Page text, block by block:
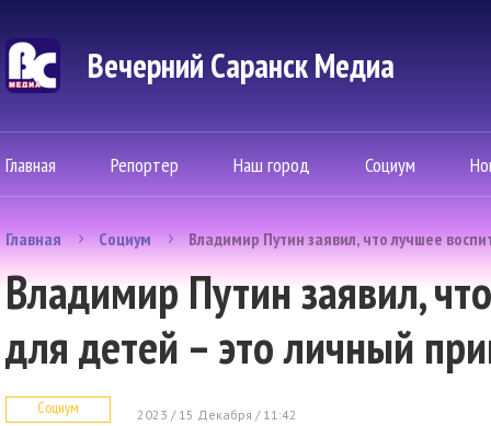
Вечерний Саранск Mедиа
Главная Репортер Наш город Социум
Главная Социум Владимир Путин заявил, что лучшее
Владимир Путин заявил,
для детей – это личный
Социум 2023 / 15 Декабря / 11:42